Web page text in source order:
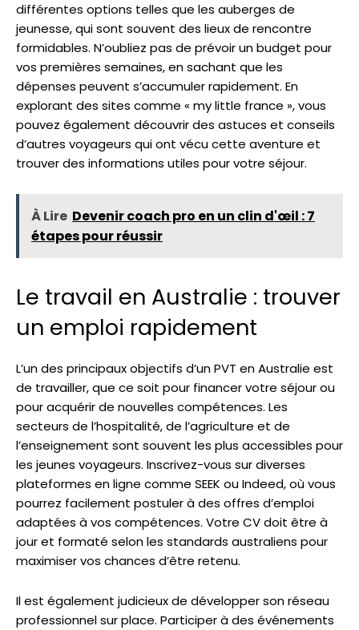
différentes options telles que les auberges de
jeunesse, qui sont souvent des lieux de rencontre
formidables. N’oubliez pas de prévoir un budget pour
vos premières semaines, en sachant que les
dépenses peuvent s’accumuler rapidement. En
explorant des sites comme « my little france », vous
pouvez également découvrir des astuces et conseils
d’autres voyageurs qui ont vécu cette aventure et
trouver des informations utiles pour votre séjour.
À Lire Devenir coach pro en un clin d'œil : 7
étapes pour réussir
Le travail en Australie : trouver
un emploi rapidement
L’un des principaux objectifs d’un PVT en Australie est
de travailler, que ce soit pour financer votre séjour ou
pour acquérir de nouvelles compétences. Les
secteurs de l’hospitalité, de l’agriculture et de
l’enseignement sont souvent les plus accessibles pour
les jeunes voyageurs. Inscrivez-vous sur diverses
plateformes en ligne comme SEEK ou Indeed, où vous
pourrez facilement postuler à des offres d’emploi
adaptées à vos compétences. Votre CV doit être à
jour et formaté selon les standards australiens pour
maximiser vos chances d’être retenu.
Il est également judicieux de développer son réseau
professionnel sur place. Participer à des événements